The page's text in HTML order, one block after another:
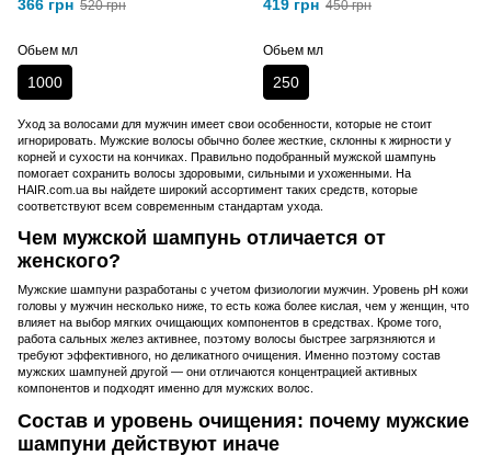
366 грн 520 грн
Обьем мл
1000
кондиционирующий 250 мл
419 грн 450 грн
Обьем мл
250
Уход за волосами для мужчин имеет свои особенности, которые не стоит
игнорировать. Мужские волосы обычно более жесткие, склонны к жирности у
корней и сухости на кончиках. Правильно подобранный мужской шампунь
помогает сохранить волосы здоровыми, сильными и ухоженными. На
HAIR.com.ua вы найдете широкий ассортимент таких средств, которые
соответствуют всем современным стандартам ухода.
Чем мужской шампунь отличается от
женского?
Мужские шампуни разработаны с учетом физиологии мужчин. Уровень pH кожи
головы у мужчин несколько ниже, то есть кожа более кислая, чем у женщин, что
влияет на выбор мягких очищающих компонентов в средствах. Кроме того,
работа сальных желез активнее, поэтому волосы быстрее загрязняются и
требуют эффективного, но деликатного очищения. Именно поэтому состав
мужских шампуней другой — они отличаются концентрацией активных
компонентов и подходят именно для мужских волос.
Состав и уровень очищения: почему мужские
шампуни действуют иначе